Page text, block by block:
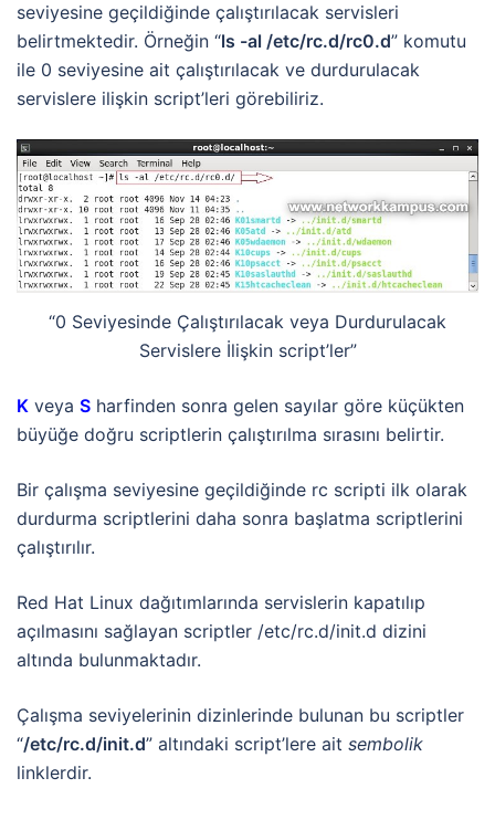
seviyesine geçildiğinde çalıştırılacak servisleri
belirtmektedir. Örneğin “ls -al /etc/rc.d/rc0.d” komutu
ile 0 seviyesine ait çalıştırılacak ve durdurulacak
servislere ilişkin script’leri görebiliriz.
“0 Seviyesinde Çalıştırılacak veya Durdurulacak
Servislere İlişkin script’ler”
K veya S harfinden sonra gelen sayılar göre küçükten
büyüğe doğru scriptlerin çalıştırılma sırasını belirtir.
Bir çalışma seviyesine geçildiğinde rc scripti ilk olarak
durdurma scriptlerini daha sonra başlatma scriptlerini
çalıştırılır.
Red Hat Linux dağıtımlarında servislerin kapatılıp
açılmasını sağlayan scriptler /etc/rc.d/init.d dizini
altında bulunmaktadır.
Çalışma seviyelerinin dizinlerinde bulunan bu scriptler
“/etc/rc.d/init.d” altındaki script’lere ait sembolik
linklerdir.